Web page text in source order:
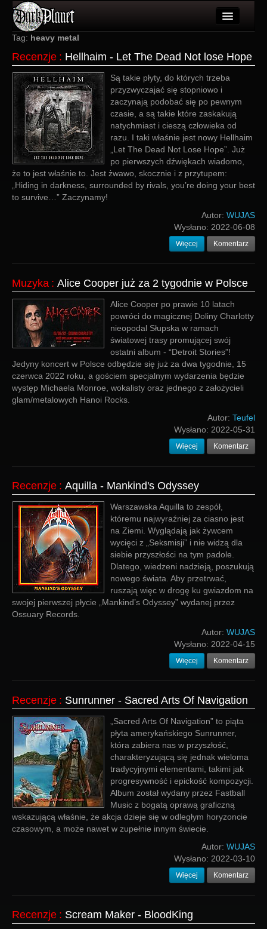
Artykuły
Użytkownicy
Wydarzenia
Galeria
Forum
Więcej
Login
Tag: heavy metal
Recenzje : Hellhaim - Let The Dead Not lose Hope
Są takie płyty, do których trzeba
przyzwyczajać się stopniowo i
zaczynają podobać się po pewnym
czasie, a są takie które zaskakują
natychmiast i cieszą człowieka od
razu. I taki właśnie jest nowy Hellhaim
„Let The Dead Not Lose Hope”. Już
po pierwszych dźwiękach wiadomo,
że to jest właśnie to. Jest żwawo, skocznie i z przytupem:
„Hiding in darkness, surrounded by rivals, you’re doing your best
to survive…” Zaczynamy!
Autor: WUJAS
Wysłano: 2022-06-08
Więcej Komentarz
Muzyka : Alice Cooper już za 2 tygodnie w Polsce
Alice Cooper po prawie 10 latach
powróci do magicznej Doliny Charlotty
nieopodal Słupska w ramach
światowej trasy promującej swój
ostatni album - “Detroit Stories”!
Jedyny koncert w Polsce odbędzie się już za dwa tygodnie, 15
czerwca 2022 roku, a gościem specjalnym wydarzenia będzie
występ Michaela Monroe, wokalisty oraz jednego z założycieli
glam/metalowych Hanoi Rocks.
Autor: Teufel
Wysłano: 2022-05-31
Więcej Komentarz
Recenzje : Aquilla - Mankind's Odyssey
Warszawska Aquilla to zespół,
któremu najwyraźniej za ciasno jest
na Ziemi. Wyglądają jak żywcem
wycięci z „Seksmisji” i nie widzą dla
siebie przyszłości na tym padole.
Dlatego, wiedzeni nadzieją, poszukują
nowego świata. Aby przetrwać,
ruszają więc w drogę ku gwiazdom na
swojej pierwszej płycie „Mankind’s Odyssey” wydanej przez
Ossuary Records.
Autor: WUJAS
Wysłano: 2022-04-15
Więcej Komentarz
Recenzje : Sunrunner - Sacred Arts Of Navigation
„Sacred Arts Of Navigation” to piąta
płyta amerykańskiego Sunrunner,
która zabiera nas w przyszłość,
charakteryzującą się jednak wieloma
tradycyjnymi elementami, takimi jak
progresywność i epickość kompozycji.
Album został wydany przez Fastball
Music z bogatą oprawą graficzną
wskazującą właśnie, że akcja dzieje się w odległym horyzoncie
czasowym, a może nawet w zupełnie innym świecie.
Autor: WUJAS
Wysłano: 2022-03-10
Więcej Komentarz
Recenzje : Scream Maker - BloodKing